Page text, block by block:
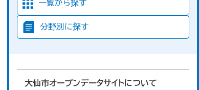
一覧から探す
分野別に探す
大仙市オープンデータサイトについて